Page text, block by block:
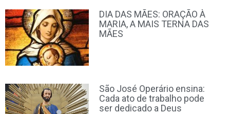
DIA DAS MÃES: ORAÇÃO À
MARIA, A MAIS TERNA DAS
MÃES
São José Operário ensina:
Cada ato de trabalho pode
ser dedicado a Deus